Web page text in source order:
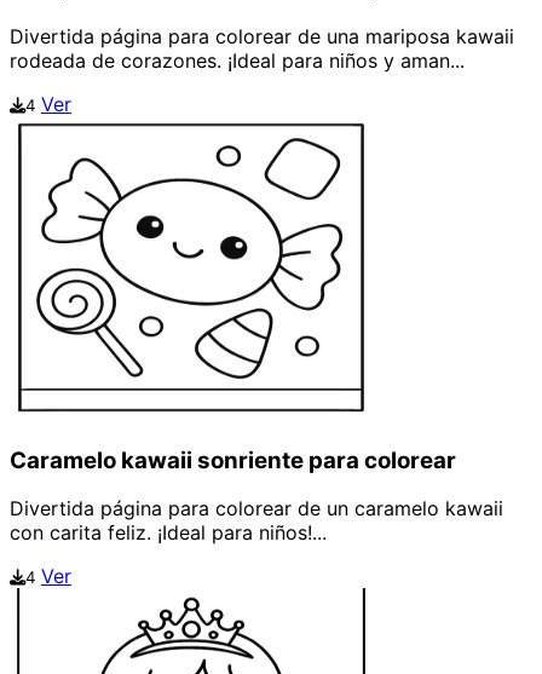
Divertida página para colorear de una mariposa kawaii
rodeada de corazones. ¡Ideal para niños y aman...
4 Ver
Caramelo kawaii sonriente para colorear
Divertida página para colorear de un caramelo kawaii
con carita feliz. ¡Ideal para niños!...
4 Ver